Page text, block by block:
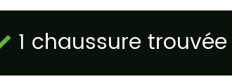
1 chaussure trouvée